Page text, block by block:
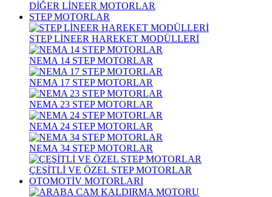
DİĞER LİNEER MOTORLAR
STEP MOTORLAR
STEP LİNEER HAREKET MODÜLLERİ
NEMA 14 STEP MOTORLAR
NEMA 17 STEP MOTORLAR
NEMA 23 STEP MOTORLAR
NEMA 24 STEP MOTORLAR
NEMA 34 STEP MOTORLAR
ÇEŞİTLİ VE ÖZEL STEP MOTORLAR
OTOMOTİV MOTORLARI